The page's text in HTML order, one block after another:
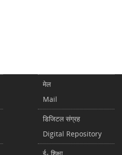
मेल
Mail
डिजिटल संग्रह
Digital Repository